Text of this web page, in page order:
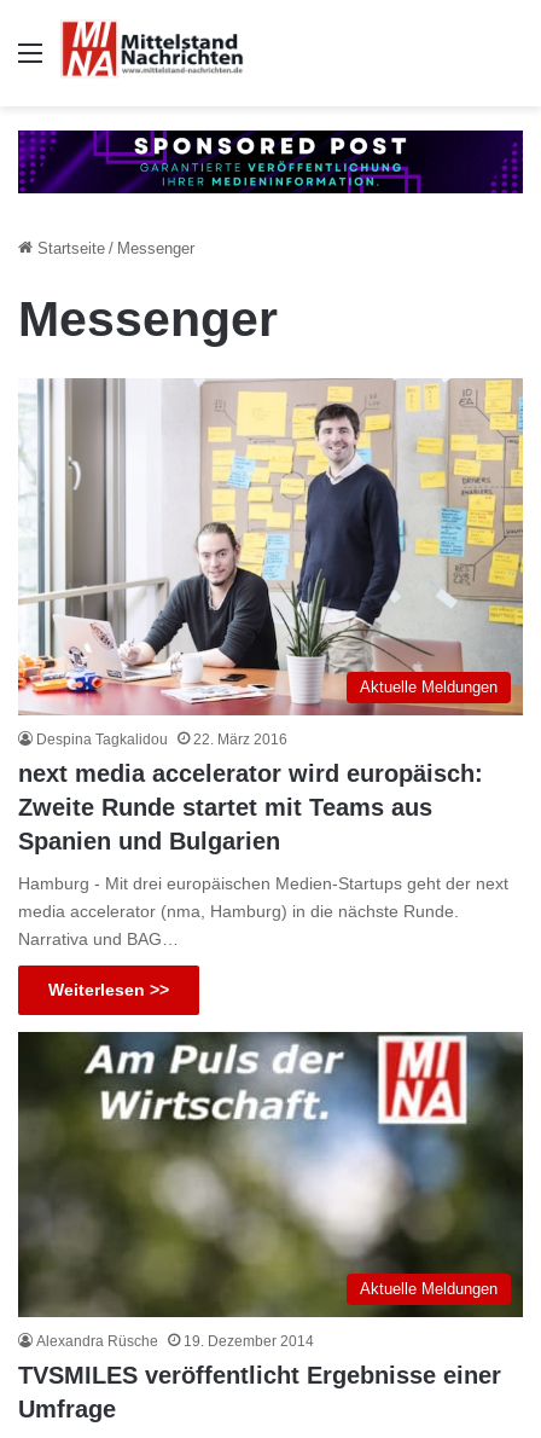
Auswahl
Startseite / Messenger
Messenger
Aktuelle Meldungen
Despina Tagkalidou 22. März 2016
next media accelerator wird europäisch:
Zweite Runde startet mit Teams aus
Spanien und Bulgarien
Hamburg - Mit drei europäischen Medien-Startups geht der next
media accelerator (nma, Hamburg) in die nächste Runde.
Narrativa und BAG…
Weiterlesen >>
Aktuelle Meldungen
Alexandra Rüsche 19. Dezember 2014
TVSMILES veröffentlicht Ergebnisse einer
Umfrage